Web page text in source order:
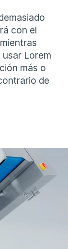
con el
usar Lorem
más o
de